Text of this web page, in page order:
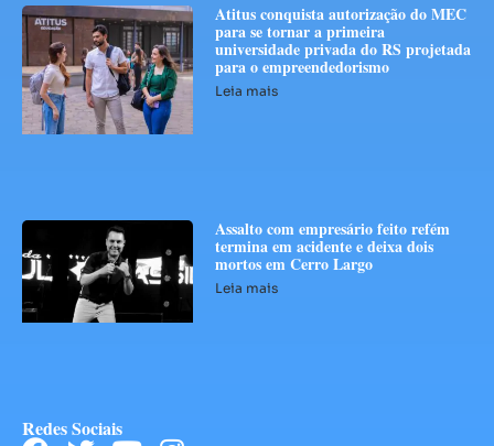
Atitus conquista autorização do MEC
para se tornar a primeira
universidade privada do RS projetada
para o empreendedorismo
Leia mais
Assalto com empresário feito refém
termina em acidente e deixa dois
mortos em Cerro Largo
Leia mais
Redes Sociais